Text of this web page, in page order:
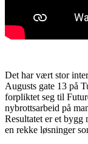
Det har vært stor
Augusts gate 13 på
forpliktet seg til
nybrottsarbeid på
Resultatet er et
en rekke løsninger